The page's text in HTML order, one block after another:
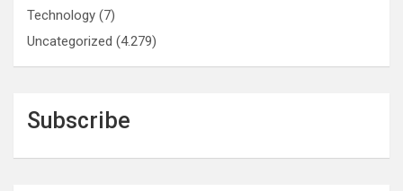
Technology (7)
Uncategorized (4.279)
Subscribe